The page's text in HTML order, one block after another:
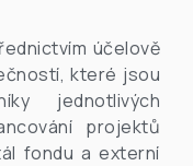
účelově
které jsou
jednotlivých
projektů
fondu a externí